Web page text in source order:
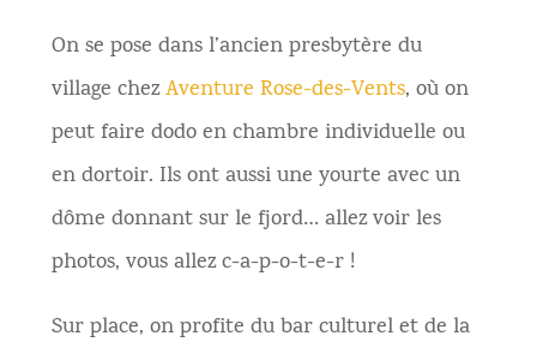
On se pose dans l’ancien presbytère du
village chezAventure Rose-des-Vents, où on
peut faire dodo en chambre individuelle ou
en dortoir. Ils ont aussi une yourte avec un
dôme donnant sur le fjord… allez voir les
photos, vous allez c-a-p-o-t-e-r !
Sur place, on profite du bar culturel et de la